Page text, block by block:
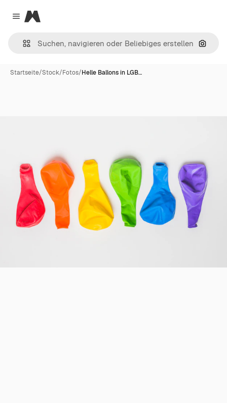
Close menu
Magnific
Nach
Startseite/Stock/Fotos/Helle Ballons in LGB…